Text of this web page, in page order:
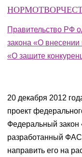
Правительство РФ
закона «О
«О защите
20 декабря 2012
проект
Федеральный закон
разработанный
направить его на